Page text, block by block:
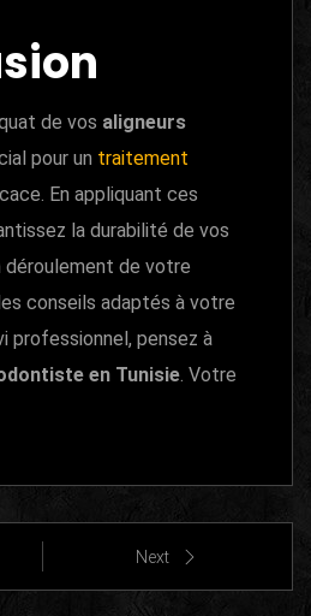
de vos aligneurs
pour un traitement
En appliquant ces
la durabilité de vos
déroulement de votre
conseils adaptés à votre
professionnel, pensez à
en Tunisie. Votre
Next